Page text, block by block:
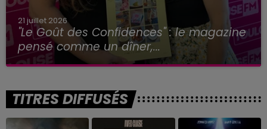
21 juillet 2026
"Le Goût des Confidences" : le magazine
pensé comme un dîner,...
TITRES DIFFUSÉS